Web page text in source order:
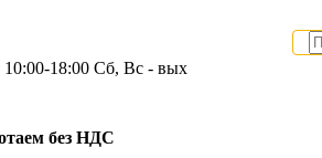
18:00 Сб, Вс - вых
без НДС